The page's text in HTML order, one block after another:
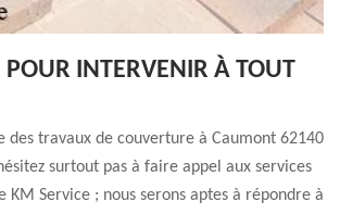
POUR INTERVENIR À TOUT
des travaux de couverture à Caumont 62140
surtout pas à faire appel aux services
KM Service ; nous serons aptes à répondre à